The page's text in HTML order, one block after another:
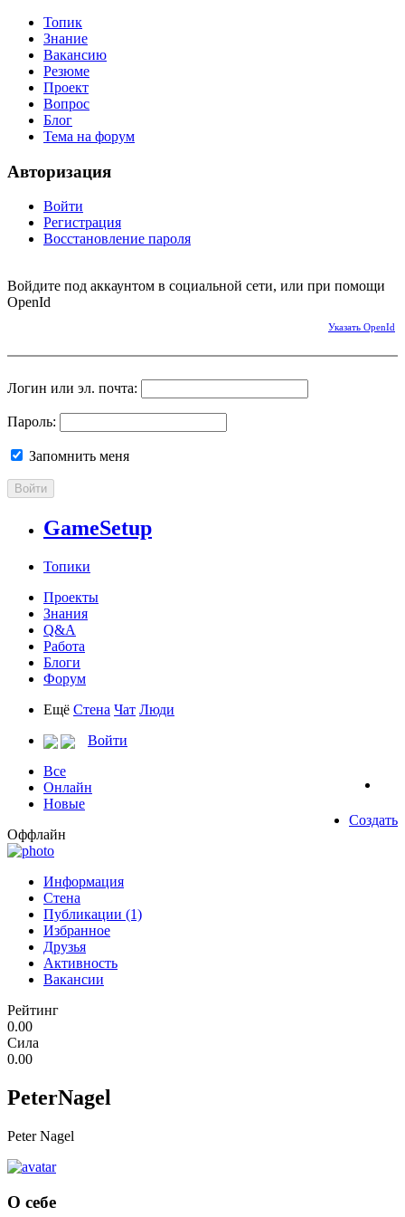
Топик
Знание
Вакансию
Резюме
Проект
Вопрос
Блог
Тема на форум
Авторизация
Войти
Регистрация
Восстановление пароля
Войдите под аккаунтом в социальной сети, или при помощи
OpenId
Указать OpenId
Логин или эл. почта:
Пароль:
Запомнить меня
Войти
GameSetup
Топики
Проекты
Знания
Q&A
Работа
Блоги
Форум
Ещё Стена Чат Люди
Войти
Все
Онлайн
Новые
Создать
Оффлайн
Информация
Стена
Публикации (1)
Избранное
Друзья
Активность
Вакансии
Рейтинг
0.00
Сила
0.00
PeterNagel
Peter Nagel
О себе